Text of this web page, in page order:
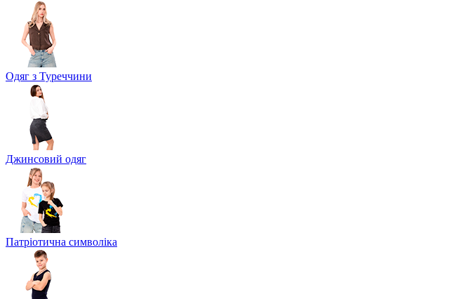
Одяг з Туреччини
Джинсовий одяг
Патріотична символіка